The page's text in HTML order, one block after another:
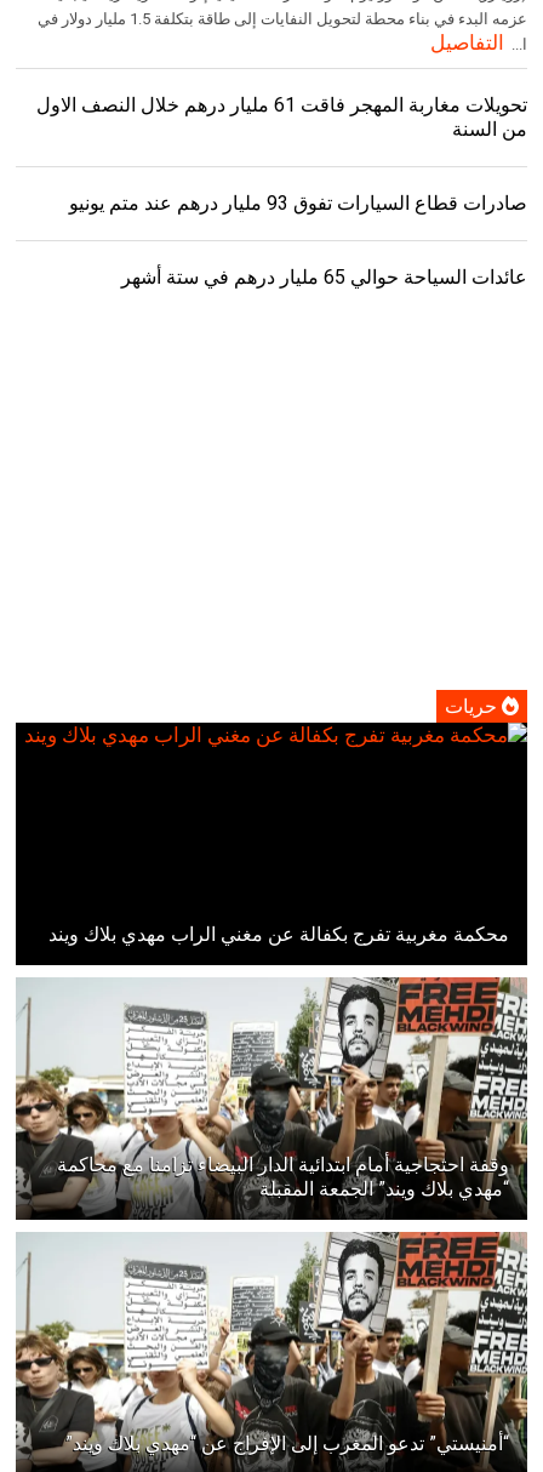
عزمه البدء في بناء محطة لتحويل النفايات إلى طاقة بتكلفة 1.5 مليار دولار في
ا...
التفاصيل
تحويلات مغاربة المهجر فاقت 61 مليار درهم خلال النصف الاول
من السنة
صادرات قطاع السيارات تفوق 93 مليار درهم عند متم يونيو
عائدات السياحة حوالي 65 مليار درهم في ستة أشهر
حريات
محكمة مغربية تفرج بكفالة عن مغني الراب مهدي بلاك ويند
وقفة احتجاجية أمام ابتدائية الدار البيضاء تزامنا مع محاكمة
“مهدي بلاك ويند” الجمعة المقبلة
“أمنيستي” تدعو المغرب إلى الإفراج عن “مهدي بلاك ويند”